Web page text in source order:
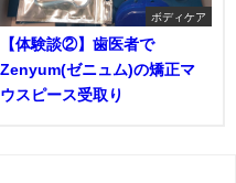
ボディケア
【体験談②】歯医者で
Zenyum(ゼニュム)の矯正マ
ウスピース受取り